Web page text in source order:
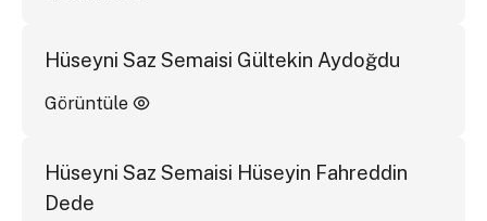
Hüseyni Saz Semaisi Gültekin Aydoğdu
Görüntüle
Hüseyni Saz Semaisi Hüseyin Fahreddin
Dede